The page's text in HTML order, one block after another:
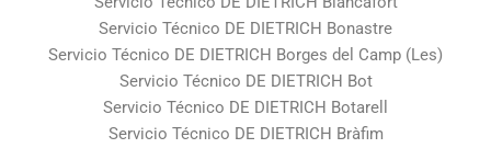
Servicio Técnico DE DIETRICH Bonastre
Servicio Técnico DE DIETRICH Borges del Camp (Les)
Servicio Técnico DE DIETRICH Bot
Servicio Técnico DE DIETRICH Botarell
Servicio Técnico DE DIETRICH Bràfim